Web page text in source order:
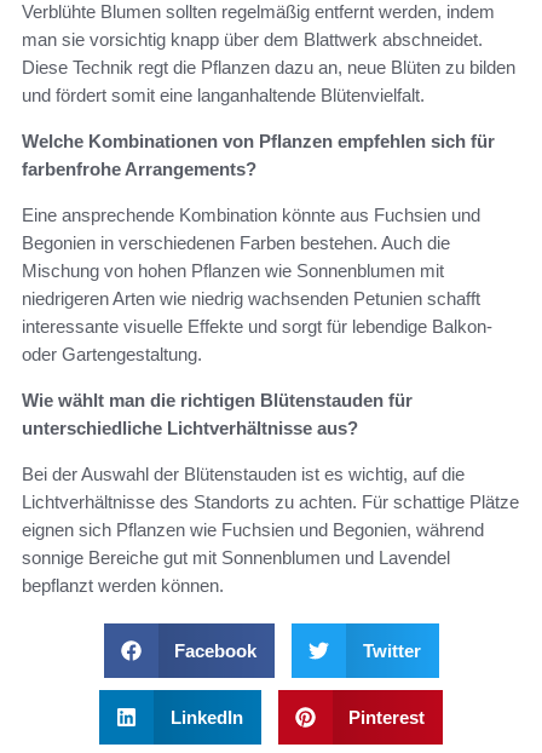
Verblühte Blumen sollten regelmäßig entfernt werden, indem
man sie vorsichtig knapp über dem Blattwerk abschneidet.
Diese Technik regt die Pflanzen dazu an, neue Blüten zu bilden
und fördert somit eine langanhaltende Blütenvielfalt.
Welche Kombinationen von Pflanzen empfehlen sich für
farbenfrohe Arrangements?
Eine ansprechende Kombination könnte aus Fuchsien und
Begonien in verschiedenen Farben bestehen. Auch die
Mischung von hohen Pflanzen wie Sonnenblumen mit
niedrigeren Arten wie niedrig wachsenden Petunien schafft
interessante visuelle Effekte und sorgt für lebendige Balkon-
oder Gartengestaltung.
Wie wählt man die richtigen Blütenstauden für
unterschiedliche Lichtverhältnisse aus?
Bei der Auswahl der Blütenstauden ist es wichtig, auf die
Lichtverhältnisse des Standorts zu achten. Für schattige Plätze
eignen sich Pflanzen wie Fuchsien und Begonien, während
sonnige Bereiche gut mit Sonnenblumen und Lavendel
bepflanzt werden können.
Facebook Twitter
LinkedIn Pinterest